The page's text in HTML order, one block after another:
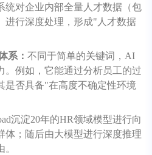
统对企业内部全量人才数据（包
进行深度处理，形成"人才数据
系： 不同于简单的关键词，AI
。例如，它能通过分析员工的过
是否具备"在高度不确定性环境
沉淀20年的HR领域模型进行向
体；随后由大模型进行深度推理